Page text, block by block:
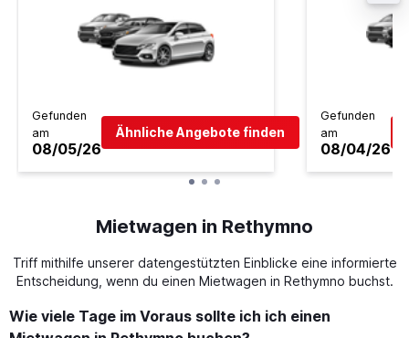
Gefunden
am
08/05/26
Ähnliche Angebote finden
Gefunden
am
08/04/26
Mietwagen in Rethymno
Triff mithilfe unserer datengestützten Einblicke eine informierte
Entscheidung, wenn du einen Mietwagen in Rethymno buchst.
Wie viele Tage im Voraus sollte ich ich einen